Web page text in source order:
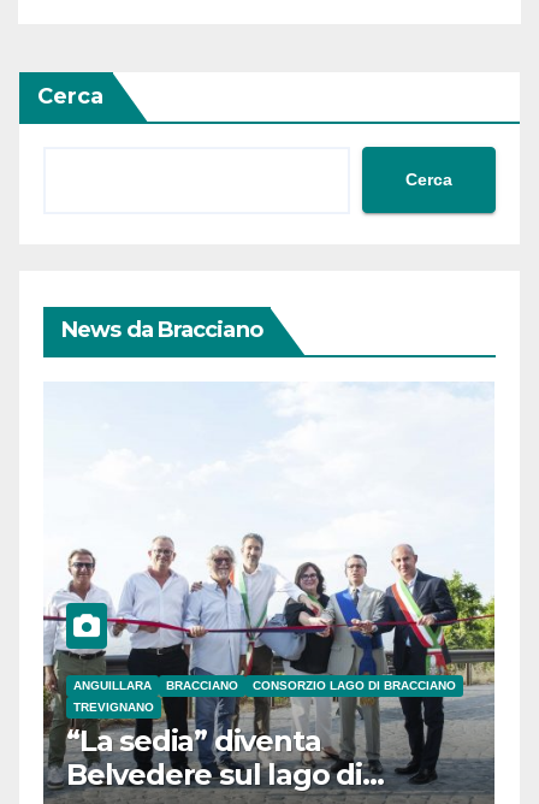
Cerca
Cerca
News da Bracciano
ANGUILLARA BRACCIANO
CONSORZIO LAGO DI BRACCIANO
TREVIGNANO
“La sedia” diventa
Belvedere sul lago di